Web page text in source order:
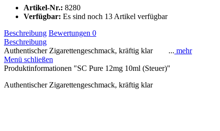
Artikel-Nr.: 8280
Verfügbar: Es sind noch 13 Artikel verfügbar
Beschreibung Bewertungen 0
Beschreibung
Authentischer Zigarettengeschmack, kräftig klar ... mehr
Menü schließen
Produktinformationen "SC Pure 12mg 10ml (Steuer)"
Authentischer Zigarettengeschmack, kräftig klar